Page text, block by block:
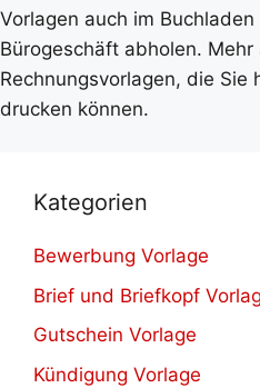
Vorlagen auch im
Bürogeschäft abholen. Mehr
Rechnungsvorlagen, die Sie
drucken können.
Kategorien
Bewerbung Vorlage
Brief und Briefkopf
Gutschein Vorlage
Kündigung Vorlage